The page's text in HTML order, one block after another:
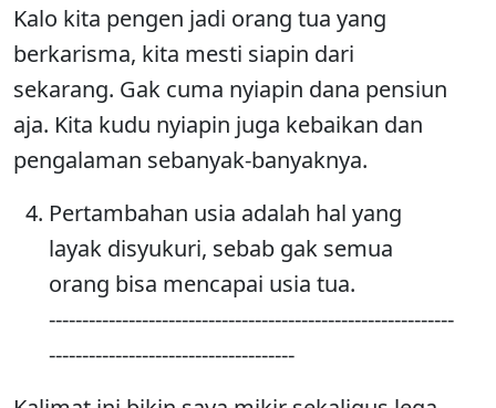
Kalo kita pengen jadi orang tua yang
berkarisma, kita mesti siapin dari
sekarang. Gak cuma nyiapin dana pensiun
aja. Kita kudu nyiapin juga kebaikan dan
pengalaman sebanyak-banyaknya.
Pertambahan usia adalah hal yang
layak disyukuri, sebab gak semua
orang bisa mencapai usia tua.
-------------------------------------------------------------
-------------------------------------